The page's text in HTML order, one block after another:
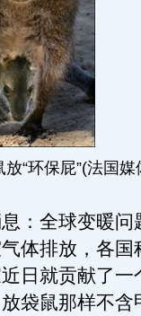
“环保屁”(法国
全球变暖问
体排放，各国
日就贡献了一
袋鼠那样不含